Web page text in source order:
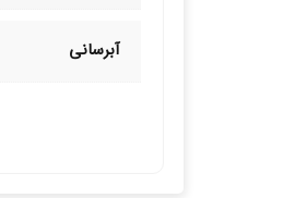
آبرسانی